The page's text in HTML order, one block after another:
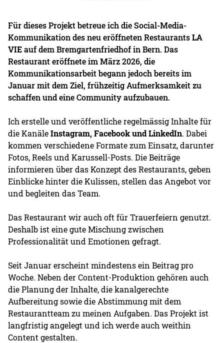
Für dieses Projekt betreue ich die Social-Media-
Kommunikation des neu eröffneten RestaurantsLA
VIEauf dem Bremgartenfriedhof in Bern. Das
Restaurant eröffnete im März 2026, die
Kommunikationsarbeit begann jedoch bereits im
Januar mit dem Ziel, frühzeitig Aufmerksamkeit zu
schaffen und eine Community aufzubauen.
Ich erstelle und veröffentliche regelmässig Inhalte für
die KanäleInstagram, Facebook und LinkedIn. Dabei
kommen verschiedene Formate zum Einsatz, darunter
Fotos, Reels und Karussell-Posts. Die Beiträge
informieren über das Konzept des Restaurants, geben
Einblicke hinter die Kulissen, stellen das Angebot vor
und begleiten das Team.
Das Restaurant wir auch oft für Trauerfeiern genutzt.
Deshalb ist eine gute Mischung zwischen
Professionalität und Emotionen gefragt.
Seit Januar erscheint mindestens ein Beitrag pro
Woche. Neben der Content-Produktion gehören auch
die Planung der Inhalte, die kanalgerechte
Aufbereitung sowie die Abstimmung mit dem
Restaurantteam zu meinen Aufgaben. Das Projekt ist
langfristig angelegt und ich werde auch weithin
Content gestalten.